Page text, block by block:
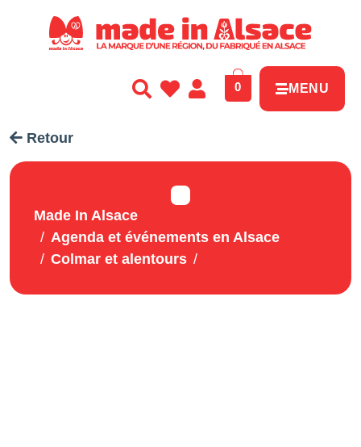
0 MENU
Retour
Made In Alsace
Agenda et événements en Alsace
Colmar et alentours